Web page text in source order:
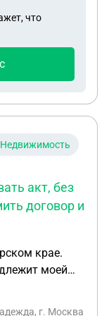
это
тем, что
в нём
что
Недвижимость
акт, без
договор и
крае.
моей
от покойной
г. Москва